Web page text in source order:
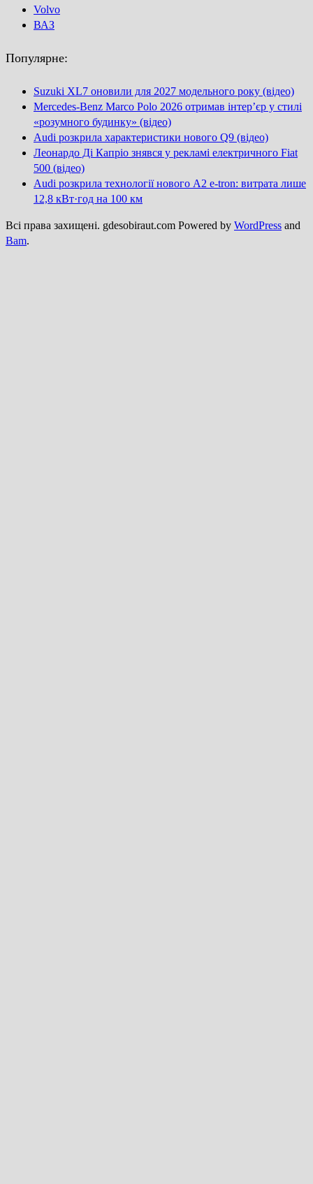
Volvo
ВАЗ
Популярне:
Suzuki XL7 оновили для 2027 модельного року (відео)
Mercedes-Benz Marco Polo 2026 отримав інтер’єр у стилі
«розумного будинку» (відео)
Audi розкрила характеристики нового Q9 (відео)
Леонардо Ді Капріо знявся у рекламі електричного Fiat
500 (відео)
Audi розкрила технології нового A2 e-tron: витрата лише
12,8 кВт·год на 100 км
Всі права захищені. gdesobiraut.com Powered by WordPress and
Bam.